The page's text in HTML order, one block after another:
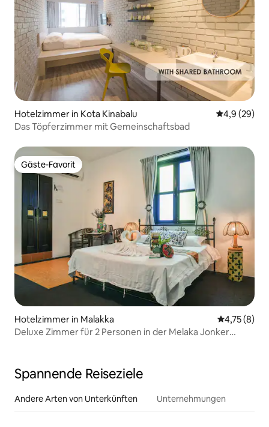
Hotelzimmer in Kota Kinabalu
4,9 (29)
Das Töpferzimmer mit Gemeinschaftsbad
Gäste-Favorit
Gäste-Favorit
Hotelzimmer in Malakka
4,75 (8)
Deluxe Zimmer für 2 Personen in der Melaka Jonker
Spannende Reiseziele
Andere Arten von Unterkünften Unternehmungen